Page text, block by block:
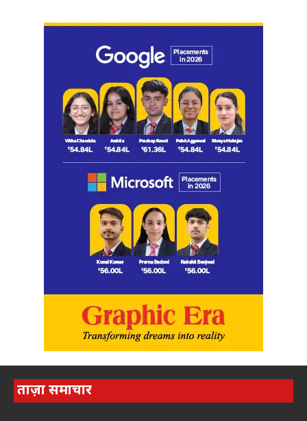
ताज़ा समाचार